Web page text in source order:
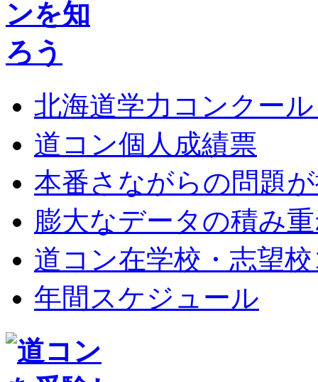
北海道学力コンクー
道コン個人成績票
本番さながらの問題
膨大なデータの積み
道コン在学校・志望
年間スケジュール